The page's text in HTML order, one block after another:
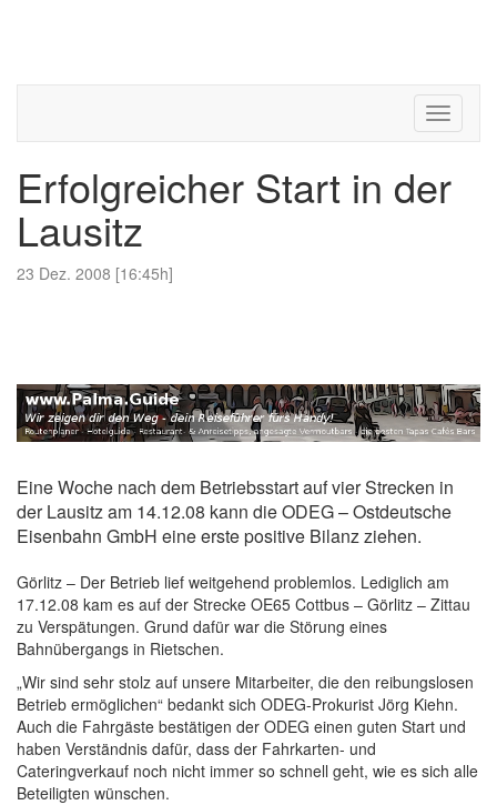
Toggle
Erfolgreicher Start in der
Lausitz
23 Dez. 2008 [16:45h]
Eine Woche nach dem Betriebsstart auf vier Strecken in
der Lausitz am 14.12.08 kann die ODEG – Ostdeutsche
Eisenbahn GmbH eine erste positive Bilanz ziehen.
Görlitz – Der Betrieb lief weitgehend problemlos. Lediglich am
17.12.08 kam es auf der Strecke OE65 Cottbus – Görlitz – Zittau
zu Verspätungen. Grund dafür war die Störung eines
Bahnübergangs in Rietschen.
„Wir sind sehr stolz auf unsere Mitarbeiter, die den reibungslosen
Betrieb ermöglichen“ bedankt sich ODEG-Prokurist Jörg Kiehn.
Auch die Fahrgäste bestätigen der ODEG einen guten Start und
haben Verständnis dafür, dass der Fahrkarten- und
Cateringverkauf noch nicht immer so schnell geht, wie es sich alle
Beteiligten wünschen.